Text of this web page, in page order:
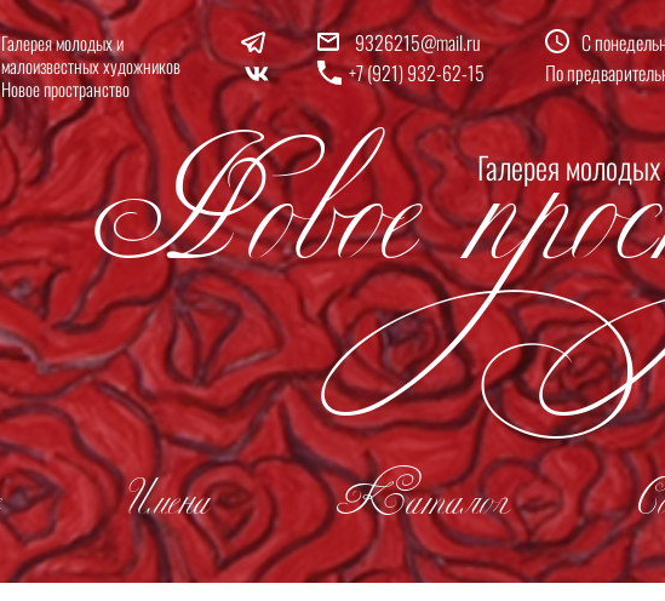
Галерея молодых и
малоизвестных художников
Новое пространство
9326215@mail.ru
+7 (921) 932-62-15
С
По
Галерея
Новое
Имена Каталог